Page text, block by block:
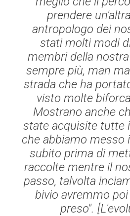
prendere
antropologo dei
stati molti modi
membri della
sempre più, man
strada che ha
visto molte
Mostrano anche
state acquisite tutte
che abbiamo messo
subito prima di
raccolte mentre il
passo, talvolta
bivio avremmo
preso". [